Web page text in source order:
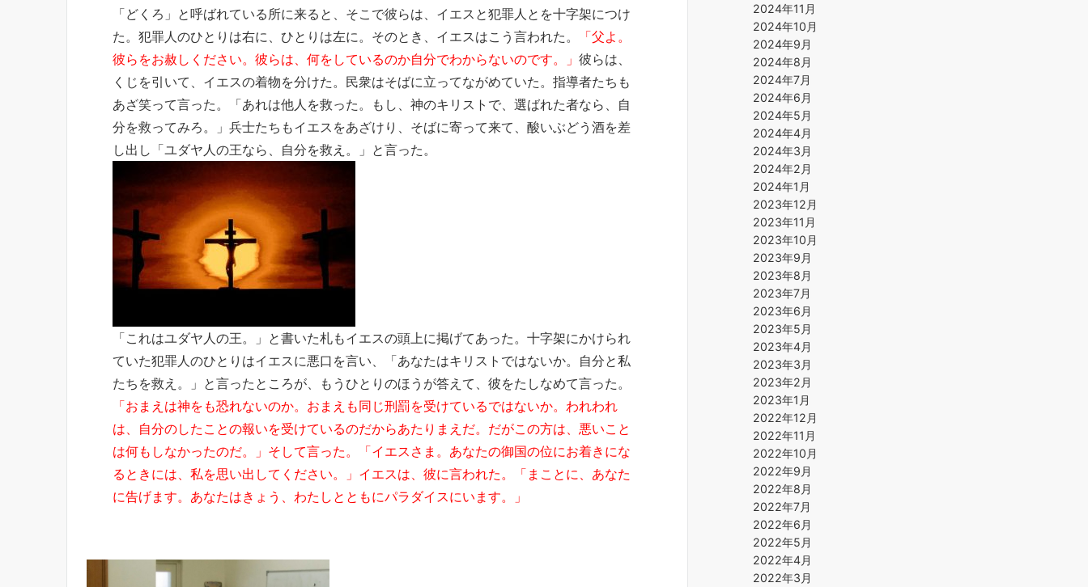
「どくろ」と呼ばれている所に来ると、そこで彼らは、イエスと犯罪人とを十字架につけ
た。犯罪人のひとりは右に、ひとりは左に。そのとき、イエスはこう言われた。
「父よ。
彼らをお赦しください。彼らは、何をしているのか自分でわからないのです。」 彼らは、
くじを引いて、イエスの着物を分けた。民衆はそばに立ってながめていた。指導者たちも
あざ笑って言った。「あれは他人を救った。もし、神のキリストで、選ばれた者なら、自
分を救ってみろ。」兵士たちもイエスをあざけり、そばに寄って来て、酸いぶどう酒を差
し出し「ユダヤ人の王なら、自分を救え。」と言った。
「これはユダヤ人の王。」と書いた札もイエスの頭上に掲げてあった。十字架にかけられ
ていた犯罪人のひとりはイエスに悪口を言い、「あなたはキリストではないか。自分と私
たちを救え。」と言ったところが、もうひとりのほうが答えて、彼をたしなめて言った。
「おまえは神をも恐れないのか。おまえも同じ刑罰を受けているではないか。われわれ
は、自分のしたことの報いを受けているのだからあたりまえだ。だがこの方は、悪いこと
は何もしなかったのだ。」そして言った。「イエスさま。あなたの御国の位にお着きにな
るときには、私を思い出してください。」イエスは、彼に言われた。「まことに、あなた
に告げます。あなたはきょう、わたしとともにパラダイスにいます。」
2024年11月
2024年10月
2024年9月
2024年8月
2024年7月
2024年6月
2024年5月
2024年4月
2024年3月
2024年2月
2024年1月
2023年12月
2023年11月
2023年10月
2023年9月
2023年8月
2023年7月
2023年6月
2023年5月
2023年4月
2023年3月
2023年2月
2023年1月
2022年12月
2022年11月
2022年10月
2022年9月
2022年8月
2022年7月
2022年6月
2022年5月
2022年4月
2022年3月